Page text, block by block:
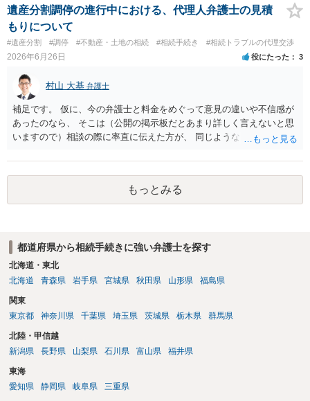
います。 ３．それでも連絡がつかない／返信がない場合 義母が行方不
明状態で、所在が確認できない場合：「不在者財産管理人の選任」を
家庭裁判所に申し立てて、管理人を通じて手続を進める方法が検討さ
れます。 また、住所は分かるが、意図的に連絡を無視されている／協
議に応じない場合は、家庭裁判所に「遺産分割調停」を申し立てて、
裁判所の場で話し合い・調整をする方法が有効とされています。 どの
方法で進めるべきか、という点に関して公開の場でアドバイスするの
にも限界があるかと思いますので、具体的な資料等をご持参の上、弁
護士の相談されることをお勧めします。
請求を検討できますので、そちらを相談したほうがよいと思われま
す。
遺産分割調停の進行中における、代理人弁護士の見積
もりについて
#遺産分割 #調停 #不動産・土地の相続 #相続手続き #相続トラブルの代理交渉
2026年6月26日 役にたった 3
村山 大基 弁護士
補足です。 仮に、今の弁護士と料金をめぐって意見の違いや不信感が
あったのなら、 そこは（公開の掲示板だとあまり詳しく言えないと思
いますので）相談の際に率直に伝えた方が、 同じようなトラブルを避
もっとみる
都道府県から相続手続きに強い弁護士を探す
北海道・東北
北海道
青森県 岩手県 宮城県 秋田県 山形県 福島県
関東
東京都
神奈川県 千葉県 埼玉県 茨城県 栃木県 群馬県
北陸・甲信越
新潟県
長野県 山梨県 石川県 富山県 福井県
東海
愛知県
静岡県 岐阜県 三重県